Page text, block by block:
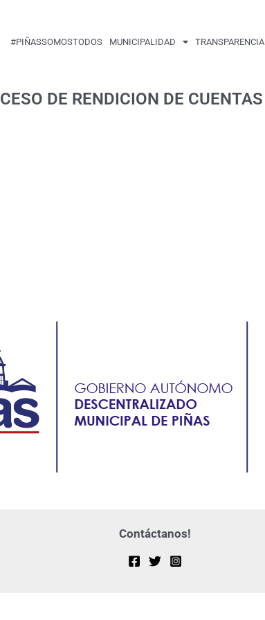
#PIÑASSOMOSTODOS MUNICIPALIDAD TRANSPARENCIA
DE RENDICION DE CUENTAS
Contáctanos!